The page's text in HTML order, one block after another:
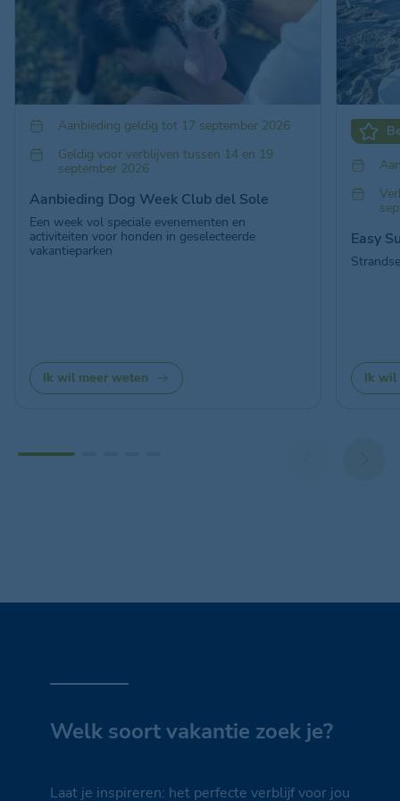
Aanbieding geldig tot 17 september 2026
Geldig voor verblijven tussen 14 en 19
september 2026
Aanbieding Dog Week Club del Sole
Een week vol speciale evenementen en
activiteiten voor honden in geselecteerde
vakantieparken
Ik wil meer weten
Easy
Ik wil
Welk soort vakantie zoek je?
Laat je inspireren: het perfecte verblijf voor jou